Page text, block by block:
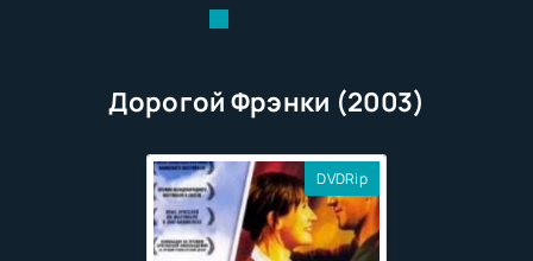
Дорогой Фрэнки (2003)
DVDRip